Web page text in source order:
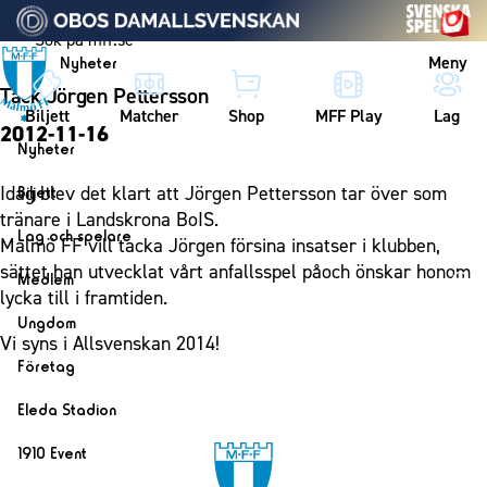
Vidare till innehållet
Nyheter Meny
Biljett Matcher Shop MFF Play Lag
Nyheter
Nyheter
Kalender
Biljett
Biljett
Årskort herr
Årskort dam
Mitt MFF
Biljetter till bortamatcher
Biljettvillkor
Lag och spelare
Lag
Herrlaget
Spelare
Ledarstab
Damlaget
Spelare
Medlem
Medlemskap i Malmö FF
Årsmöte 2026
Ungdom
MFF Ungdom
Fotbollsskolan
Företag
Bli företagspartner
Eleda Stadion
Eleda Stadion
1910 Event
Tack Jörgen Pettersson
2012-11-16
Idag blev det klart att Jörgen Pettersson tar över som
tränare i Landskrona BoIS.
Malmö FF vill tacka Jörgen försina insatser i klubben,
sättet han utvecklat vårt anfallsspel påoch önskar honom
lycka till i framtiden.
Vi syns i Allsvenskan 2014!